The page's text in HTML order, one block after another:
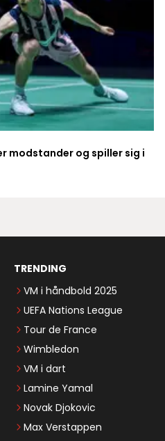
modstander og spiller sig i
TRENDING
VM i håndbold 2025
UEFA Nations League
Tour de France
Wimbledon
VM i dart
Lamine Yamal
Novak Djokovic
Max Verstappen